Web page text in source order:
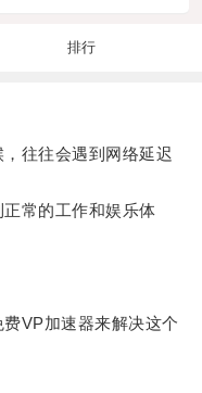
排行
往往会遇到网络延迟
常的工作和娱乐体
VP加速器来解决这个